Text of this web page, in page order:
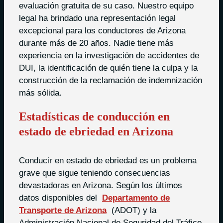
evaluación gratuita de su caso. Nuestro equipo
legal ha brindado una representación legal
excepcional para los conductores de Arizona
durante más de 20 años. Nadie tiene más
experiencia en la investigación de accidentes de
DUI, la identificación de quién tiene la culpa y la
construcción de la reclamación de indemnización
más sólida.
Estadísticas de conducción en
estado de ebriedad en Arizona
Conducir en estado de ebriedad es un problema
grave que sigue teniendo consecuencias
devastadoras en Arizona. Según los últimos
datos disponibles del
Departamento de
Transporte de Arizona (ADOT) y la